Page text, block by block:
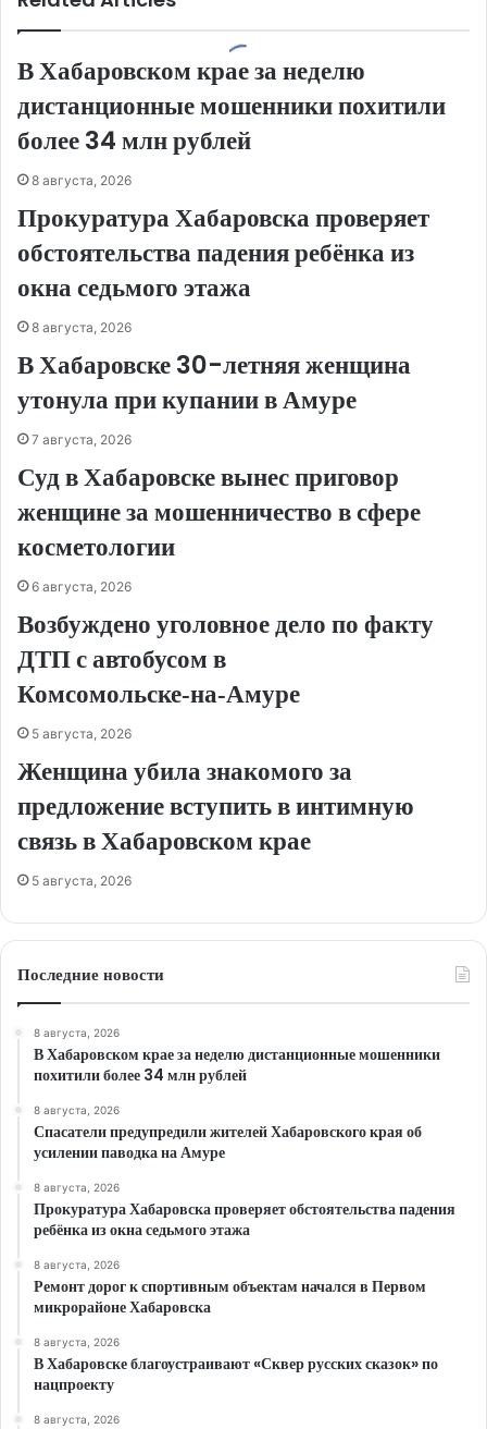
В Хабаровском крае за неделю
дистанционные мошенники похитили
более 34 млн рублей
8 августа, 2026
Прокуратура Хабаровска проверяет
обстоятельства падения ребёнка из
окна седьмого этажа
8 августа, 2026
В Хабаровске 30-летняя женщина
утонула при купании в Амуре
7 августа, 2026
Суд в Хабаровске вынес приговор
женщине за мошенничество в сфере
косметологии
6 августа, 2026
Возбуждено уголовное дело по факту
ДТП с автобусом в
Комсомольске‑на‑Амуре
5 августа, 2026
Женщина убила знакомого за
предложение вступить в интимную
связь в Хабаровском крае
5 августа, 2026
Последние новости
8 августа, 2026
В Хабаровском крае за неделю дистанционные мошенники
похитили более 34 млн рублей
8 августа, 2026
Спасатели предупредили жителей Хабаровского края об
усилении паводка на Амуре
8 августа, 2026
Прокуратура Хабаровска проверяет обстоятельства падения
ребёнка из окна седьмого этажа
8 августа, 2026
Ремонт дорог к спортивным объектам начался в Первом
микрорайоне Хабаровска
8 августа, 2026
В Хабаровске благоустраивают «Сквер русских сказок» по
нацпроекту
8 августа, 2026